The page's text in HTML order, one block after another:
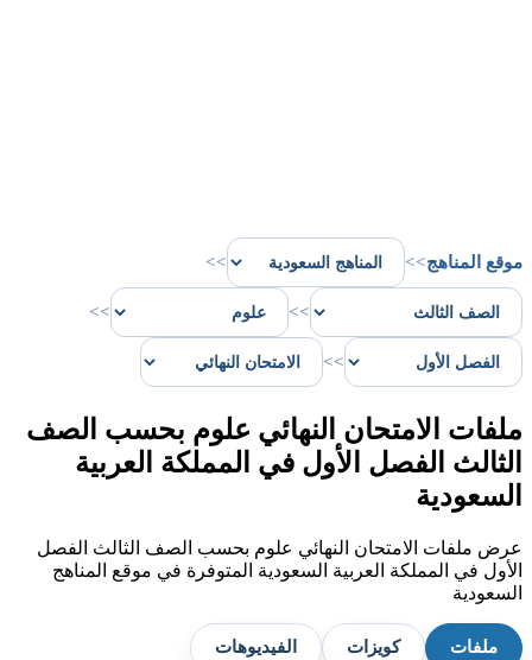
موقع المناهج>>
>>
>>
>>
>>
ملفات الامتحان النهائي علوم بحسب الصف
الثالث الفصل الأول في المملكة العربية
السعودية
عرض ملفات الامتحان النهائي علوم بحسب الصف الثالث الفصل
الأول في المملكة العربية السعودية المتوفرة في موقع المناهج
السعودية
ملفات كويزات الفيديوهات